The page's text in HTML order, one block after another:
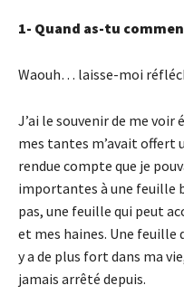
1- Quand as-tu
Waouh… laisse-moi
J’ai le souvenir de me voir
mes tantes m’avait offert
rendue compte que je
importantes à une feuille
pas, une feuille qui peut
et mes haines. Une feuille
y a de plus fort dans ma
jamais arrêté depuis.